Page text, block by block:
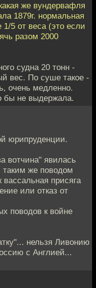
же вундервафля
1879г. нормальная
1/5 от веса (это если
разом 2000
судна 20 тонн -
вес. По суше такое -
очень медленно.
бы не выдержала.
юрипруденции.
вотчина" явилась
же поводом
присяга
или отказ от
поводов к войне
нельзя Ливонию
с Англией...